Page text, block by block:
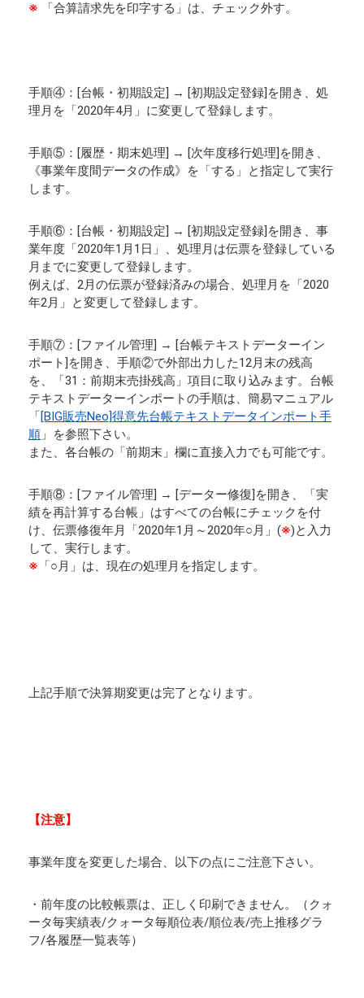
※ 「合算請求先を印字する」は、チェック外す。
手順④：[台帳・初期設定] → [初期設定登録]を開き、処
理月を「2020年4月」に変更して登録します。
手順⑤：[履歴・期末処理] → [次年度移行処理]を開き、
《事業年度間データの作成》を「する」と指定して実行
します。
手順⑥：[台帳・初期設定] → [初期設定登録]を開き、事
業年度「2020年1月1日」、処理月は伝票を登録している
月までに変更して登録します。
例えば、2月の伝票が登録済みの場合、処理月を「2020
年2月」と変更して登録します。
手順⑦：[ファイル管理] → [台帳テキストデーターイン
ポート]を開き、手順②で外部出力した12月末の残高
を、「31：前期末売掛残高」項目に取り込みます。台帳
テキストデーターインポートの手順は、簡易マニュアル
「[BIG販売Neo]得意先台帳テキストデータインポート手
順 」を参照下さい。
また、各台帳の「前期末」欄に直接入力でも可能です。
手順⑧：[ファイル管理] → [データー修復]を開き、「実
績を再計算する台帳」はすべての台帳にチェックを付
け、伝票修復年月「2020年1月～2020年○月」(※)と入力
して、実行します。
※ 「○月」は、現在の処理月を指定します。
上記手順で決算期変更は完了となります。
【注意】
事業年度を変更した場合、以下の点にご注意下さい。
・前年度の比較帳票は、正しく印刷できません。（クォ
ータ毎実績表/クォータ毎順位表/順位表/売上推移グラ
フ/各履歴一覧表等）